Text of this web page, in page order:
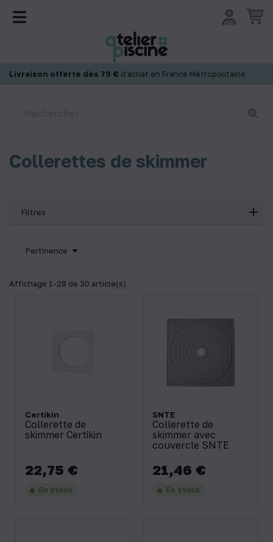
Livraison offerte dès 79 € d'achat en France Métropolitaine
Collerettes de skimmer
Filtres
Pertinence 
Affichage 1-28 de 30 article(s)
Certikin
Collerette de
skimmer Certikin
Prix
22,75 €
En stock
SNTE
Collerette de
skimmer avec
couvercle SNTE
Prix
21,46 €
En stock